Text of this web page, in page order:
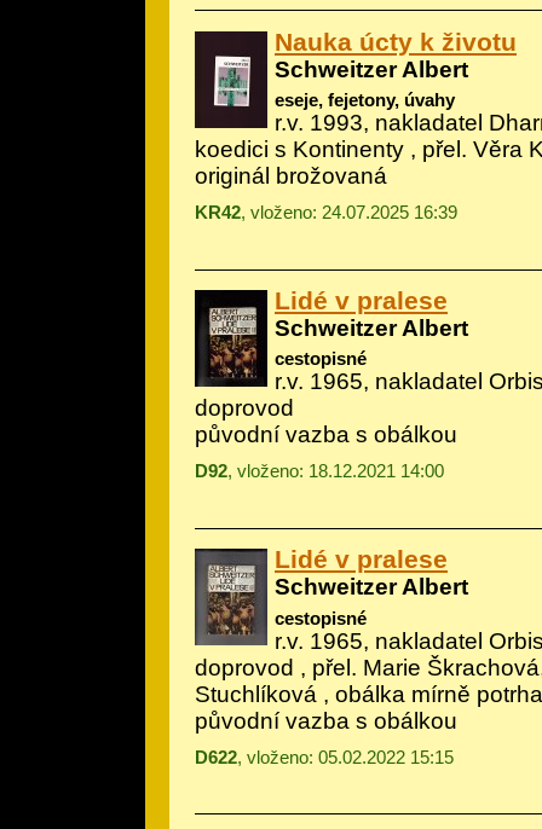
Nauka úcty k životu
Schweitzer Albert
eseje, fejetony, úvahy
r.v. 1993, nakladatel
koedici s Kontinenty , přel. Věra
originál brožovaná
KR42, vloženo: 24.07.2025 16:39
Lidé v pralese
Schweitzer Albert
cestopisné
r.v. 1965, nakladatel
doprovod
původní vazba s obálkou
D92, vloženo: 18.12.2021 14:00
Lidé v pralese
Schweitzer Albert
cestopisné
r.v. 1965, nakladatel
doprovod , přel. Marie
Stuchlíková , obálka mírně
původní vazba s obálkou
D622, vloženo: 05.02.2022 15:15